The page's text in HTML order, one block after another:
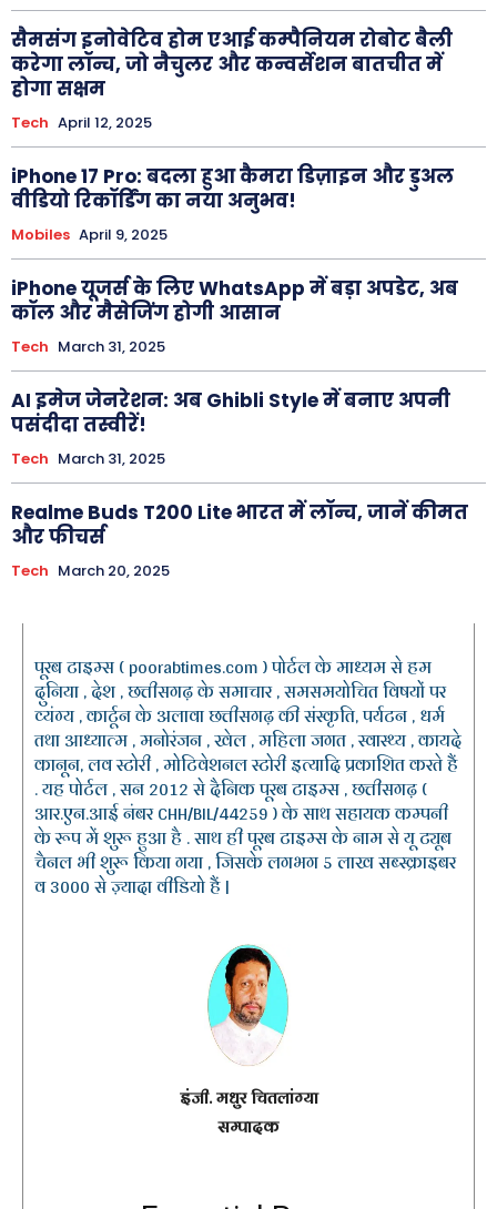
सैमसंग इनोवेटिव होम एआई कम्पैनियम रोबोट बैली
करेगा लॉन्च, जो नैचुलर और कन्वर्सेशन बातचीत में
होगा सक्षम
Tech April 12, 2025
iPhone 17 Pro: बदला हुआ कैमरा डिज़ाइन और डुअल
वीडियो रिकॉर्डिंग का नया अनुभव!
Mobiles April 9, 2025
iPhone यूजर्स के लिए WhatsApp में बड़ा अपडेट, अब
कॉल और मैसेजिंग होगी आसान
Tech March 31, 2025
AI इमेज जेनरेशन: अब Ghibli Style में बनाए अपनी
पसंदीदा तस्वीरें!
Tech March 31, 2025
Realme Buds T200 Lite भारत में लॉन्च, जानें कीमत
और फीचर्स
Tech March 20, 2025
पूरब टाइम्स ( poorabtimes.com ) पोर्टल के माध्यम से हम
दुनिया , देश , छत्तीसगढ़ के समाचार , समसमयोचित विषयों पर
व्यंग्य , कार्टून के अलावा छत्तीसगढ़ की संस्कृति, पर्यटन , धर्म
तथा आध्यात्म , मनोरंजन , खेल , महिला जगत , स्वास्थ्य , कायदे
कानून, लव स्टोरी , मोटिवेशनल स्टोरी इत्यादि प्रकाशित करते हैं
. यह पोर्टल , सन 2012 से दैनिक पूरब टाइम्स , छत्तीसगढ़ (
आर.एन.आई नंबर CHH/BIL/44259 ) के साथ सहायक कम्पनी
के रूप में शुरू हुआ है . साथ ही पूरब टाइम्स के नाम से यू ट्यूब
चैनल भी शुरू किया गया , जिसके लगभग 5 लाख सब्स्क्राइबर
व 3000 से ज़्यादा वीडियो हैं |
इंजी. मधुर चितलांग्या
सम्पादक